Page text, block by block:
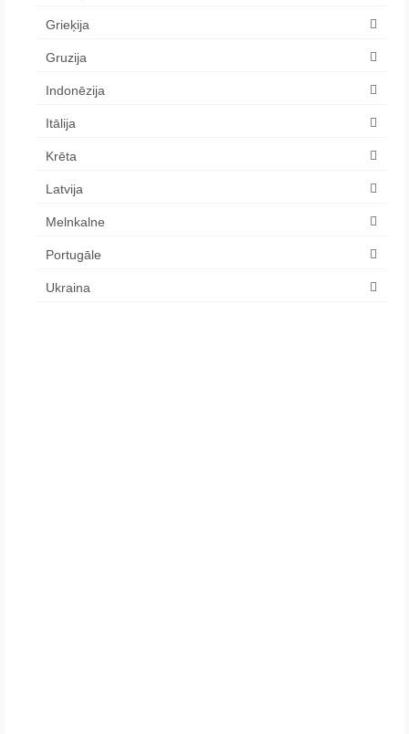
Grieķija
Gruzija
Indonēzija
Itālija
Krēta
Latvija
Melnkalne
Portugāle
Ukraina